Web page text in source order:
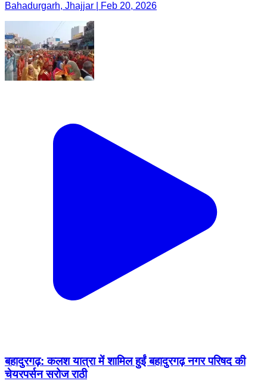
Bahadurgarh, Jhajjar | Feb 20, 2026
बहादुरगढ़: कलश यात्रा में शामिल हुईं बहादुरगढ़ नगर परिषद की
चेयरपर्सन सरोज राठी